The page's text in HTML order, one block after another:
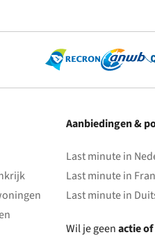
Aanbiedingen &
Last minute in
Last minute in
Last minute in
Wil je geenactie